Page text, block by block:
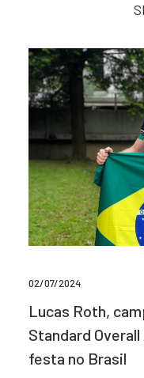
02/07/2024
Lucas Roth,
Standard
festa no Brasil